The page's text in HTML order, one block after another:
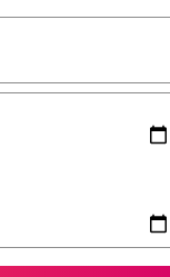
გახდება,